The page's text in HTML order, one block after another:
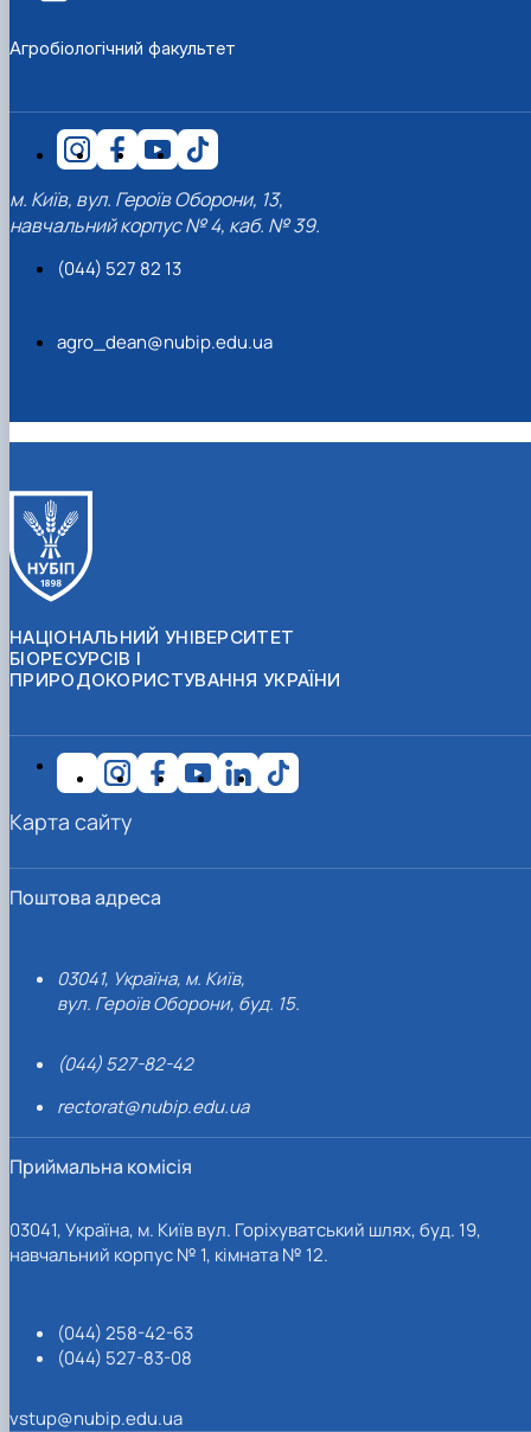
Агробіологічний факультет
м. Київ, вул. Героїв Оборони, 13,
навчальний корпус № 4, каб. № 39.
(044) 527 82 13
agro_dean@nubip.edu.ua
НАЦІОНАЛЬНИЙ УНІВЕРСИТЕТ
БІОРЕСУРСІВ І
ПРИРОДОКОРИСТУВАННЯ УКРАЇНИ
Поштова адреса
03041, Україна, м. Київ,
вул. Героїв Оборони, буд. 15.
(044) 527-82-42
rectorat@nubip.edu.ua
Приймальна комісія
03041, Україна, м. Київ вул. Горіхуватський шлях, буд. 19,
навчальний корпус № 1, кімната № 12.
(044) 258-42-63
(044) 527-83-08
vstup@nubip.edu.ua
Карта сайту